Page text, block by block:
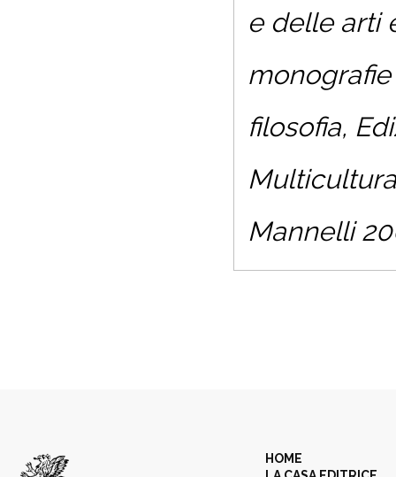
e delle arti
filosofia,
Mannelli
HOME